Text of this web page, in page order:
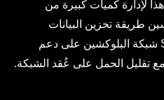
لإدارة كميات كبيرة من
طريقة تخزين البيانات
واسترجاعها، يساعد حل SeiDB شبكة البلوكشين على دعم
مع تقليل الحمل على عُقد الشبكة.